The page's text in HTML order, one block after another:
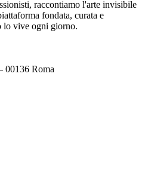
raccontiamo l'arte invisibile
fondata, curata e
lo vive ogni giorno.
Roma